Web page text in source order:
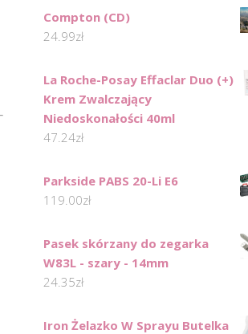
Compton (CD)
24.99zł
La Roche-Posay Effaclar Duo (+)
Krem Zwalczający
Niedoskonałości 40ml
47.24zł
Parkside PABS 20-Li E6
119.00zł
Pasek skórzany do zegarka
W83L - szary - 14mm
24.35zł
Iron Żelazko W Sprayu Butelka